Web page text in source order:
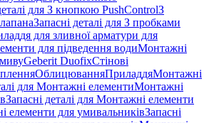
для З кнопкою PushControlЗ
Запасні деталі для З пробками
для зливної арматури для
для підведення водиМонтажні
Geberit DuofixСтінові
ОблицюванняПриладдяМонтажні
для Монтажні елементиМонтажні
Запасні деталі для Монтажні елементи
елементи для умивальниківЗапасні